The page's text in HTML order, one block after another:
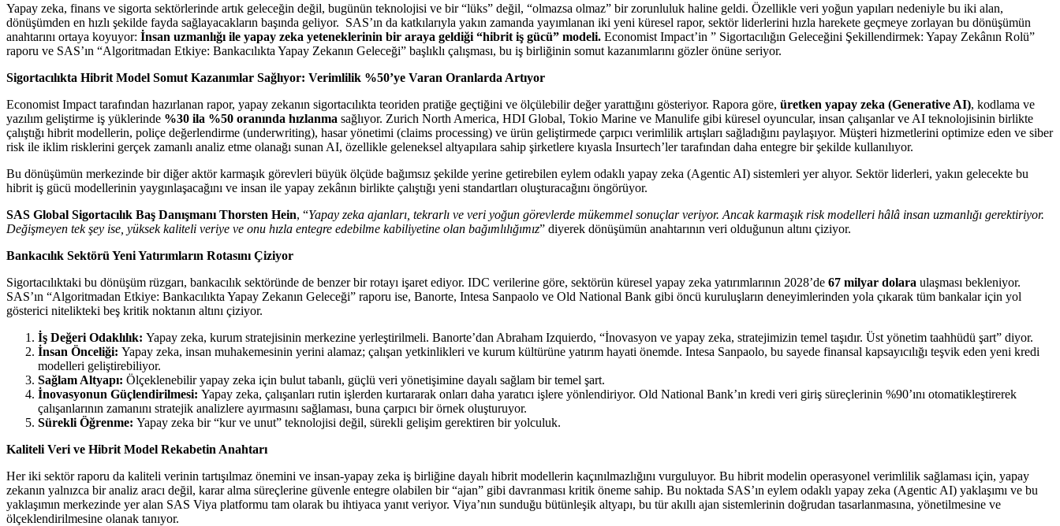
Yapay zeka, finans ve sigorta sektörlerinde artık geleceğin değil, bugünün teknolojisi ve bir “lüks” değil, “olmazsa olmaz” bir zorunluluk haline geldi. Özellikle veri yoğun yapıları nedeniyle bu iki alan,
dönüşümden en hızlı şekilde fayda sağlayacakların başında geliyor. SAS’ın da katkılarıyla yakın zamanda yayımlanan iki yeni küresel rapor, sektör liderlerini hızla harekete geçmeye zorlayan bu dönüşümün
anahtarını ortaya koyuyor: İnsan uzmanlığı ile yapay zeka yeteneklerinin bir araya geldiği “hibrit iş gücü” modeli. Economist Impact’in ” Sigortacılığın Geleceğini Şekillendirmek: Yapay Zekânın Rolü”
raporu ve SAS’ın “Algoritmadan Etkiye: Bankacılıkta Yapay Zekanın Geleceği” başlıklı çalışması, bu iş birliğinin somut kazanımlarını gözler önüne seriyor.
Sigortacılıkta Hibrit Model Somut Kazanımlar Sağlıyor: Verimlilik %50’ye Varan Oranlarda Artıyor
Economist Impact tarafından hazırlanan rapor, yapay zekanın sigortacılıkta teoriden pratiğe geçtiğini ve ölçülebilir değer yarattığını gösteriyor. Rapora göre, üretken yapay zeka (Generative AI), kodlama ve
yazılım geliştirme iş yüklerinde %30 ila %50 oranında hızlanma sağlıyor. Zurich North America, HDI Global, Tokio Marine ve Manulife gibi küresel oyuncular, insan çalışanlar ve AI teknolojisinin birlikte
çalıştığı hibrit modellerin, poliçe değerlendirme (underwriting), hasar yönetimi (claims processing) ve ürün geliştirmede çarpıcı verimlilik artışları sağladığını paylaşıyor. Müşteri hizmetlerini optimize eden ve siber
risk ile iklim risklerini gerçek zamanlı analiz etme olanağı sunan AI, özellikle geleneksel altyapılara sahip şirketlere kıyasla Insurtech’ler tarafından daha entegre bir şekilde kullanılıyor.
Bu dönüşümün merkezinde bir diğer aktör karmaşık görevleri büyük ölçüde bağımsız şekilde yerine getirebilen eylem odaklı yapay zeka (Agentic AI) sistemleri yer alıyor. Sektör liderleri, yakın gelecekte bu
hibrit iş gücü modellerinin yaygınlaşacağını ve insan ile yapay zekânın birlikte çalıştığı yeni standartları oluşturacağını öngörüyor.
SAS Global Sigortacılık Baş Danışmanı Thorsten Hein, “Yapay zeka ajanları, tekrarlı ve veri yoğun görevlerde mükemmel sonuçlar veriyor. Ancak karmaşık risk modelleri hâlâ insan uzmanlığı gerektiriyor.
Değişmeyen tek şey ise, yüksek kaliteli veriye ve onu hızla entegre edebilme kabiliyetine olan bağımlılığımız” diyerek dönüşümün anahtarının veri olduğunun altını çiziyor.
Bankacılık Sektörü Yeni Yatırımların Rotasını Çiziyor
Sigortacılıktaki bu dönüşüm rüzgarı, bankacılık sektöründe de benzer bir rotayı işaret ediyor. IDC verilerine göre, sektörün küresel yapay zeka yatırımlarının 2028’de 67 milyar dolara ulaşması bekleniyor.
SAS’ın “Algoritmadan Etkiye: Bankacılıkta Yapay Zekanın Geleceği” raporu ise, Banorte, Intesa Sanpaolo ve Old National Bank gibi öncü kuruluşların deneyimlerinden yola çıkarak tüm bankalar için yol
gösterici nitelikteki beş kritik noktanın altını çiziyor.
İş Değeri Odaklılık: Yapay zeka, kurum stratejisinin merkezine yerleştirilmeli. Banorte’dan Abraham Izquierdo, “İnovasyon ve yapay zeka, stratejimizin temel taşıdır. Üst yönetim taahhüdü şart” diyor.
İnsan Önceliği: Yapay zeka, insan muhakemesinin yerini alamaz; çalışan yetkinlikleri ve kurum kültürüne yatırım hayati önemde. Intesa Sanpaolo, bu sayede finansal kapsayıcılığı teşvik eden yeni kredi
modelleri geliştirebiliyor.
Sağlam Altyapı: Ölçeklenebilir yapay zeka için bulut tabanlı, güçlü veri yönetişimine dayalı sağlam bir temel şart.
İnovasyonun Güçlendirilmesi: Yapay zeka, çalışanları rutin işlerden kurtararak onları daha yaratıcı işlere yönlendiriyor. Old National Bank’ın kredi veri giriş süreçlerinin %90’ını otomatikleştirerek
çalışanlarının zamanını stratejik analizlere ayırmasını sağlaması, buna çarpıcı bir örnek oluşturuyor.
Sürekli Öğrenme: Yapay zeka bir “kur ve unut” teknolojisi değil, sürekli gelişim gerektiren bir yolculuk.
Kaliteli Veri ve Hibrit Model Rekabetin Anahtarı
Her iki sektör raporu da kaliteli verinin tartışılmaz önemini ve insan-yapay zeka iş birliğine dayalı hibrit modellerin kaçınılmazlığını vurguluyor. Bu hibrit modelin operasyonel verimlilik sağlaması için, yapay
zekanın yalnızca bir analiz aracı değil, karar alma süreçlerine güvenle entegre olabilen bir “ajan” gibi davranması kritik öneme sahip. Bu noktada SAS’ın eylem odaklı yapay zeka (Agentic AI) yaklaşımı ve bu
yaklaşımın merkezinde yer alan SAS Viya platformu tam olarak bu ihtiyaca yanıt veriyor. Viya’nın sunduğu bütünleşik altyapı, bu tür akıllı ajan sistemlerinin doğrudan tasarlanmasına, yönetilmesine ve
ölçeklendirilmesine olanak tanıyor.